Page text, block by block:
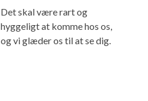
Det skal være rart og
hyggeligt at komme hos os,
og vi glæder os til at se dig.